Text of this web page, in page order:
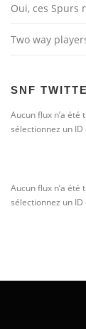
Oui, ces Spurs
Two way
SNF
Aucun flux n’a été
sélectionnez un
Aucun flux n’a été
sélectionnez un